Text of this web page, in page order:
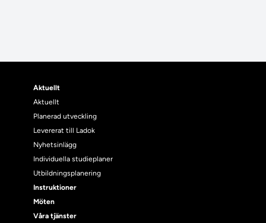
Aktuellt
Aktuellt
Planerad utveckling
Levererat till Ladok
Nyhetsinlägg
Individuella studieplaner
Utbildningsplanering
Instruktioner
Möten
Våra tjänster